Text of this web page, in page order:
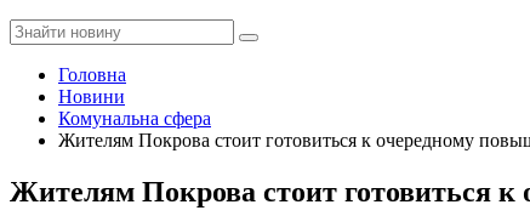
Головна
Новини
Комунальна сфера
Жителям Покрова стоит готовиться к очередному
Жителям Покрова стоит готовиться